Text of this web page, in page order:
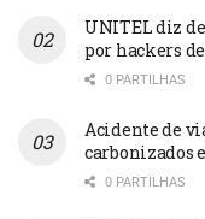
UNITEL diz
por hackers
0 PARTILHAS
Acidente de
carbonizados
0 PARTILHAS